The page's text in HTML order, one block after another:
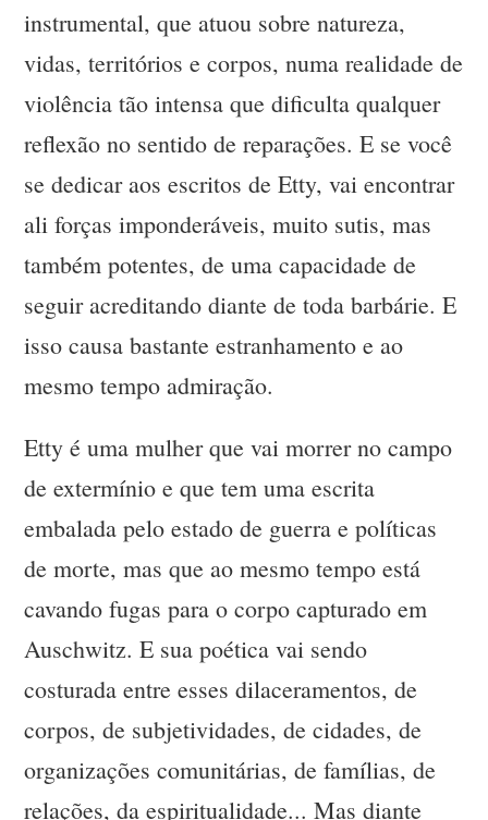
instrumental, que atuou sobre natureza,
vidas, territórios e corpos, numa realidade de
violência tão intensa que dificulta qualquer
reflexão no sentido de reparações. E se você
se dedicar aos escritos de Etty, vai encontrar
ali forças imponderáveis, muito sutis, mas
também potentes, de uma capacidade de
seguir acreditando diante de toda barbárie. E
isso causa bastante estranhamento e ao
mesmo tempo admiração.
Etty é uma mulher que vai morrer no campo
de extermínio e que tem uma escrita
embalada pelo estado de guerra e políticas
de morte, mas que ao mesmo tempo está
cavando fugas para o corpo capturado em
Auschwitz. E sua poética vai sendo
costurada entre esses dilaceramentos, de
corpos, de subjetividades, de cidades, de
organizações comunitárias, de famílias, de
relações, da espiritualidade... Mas diante